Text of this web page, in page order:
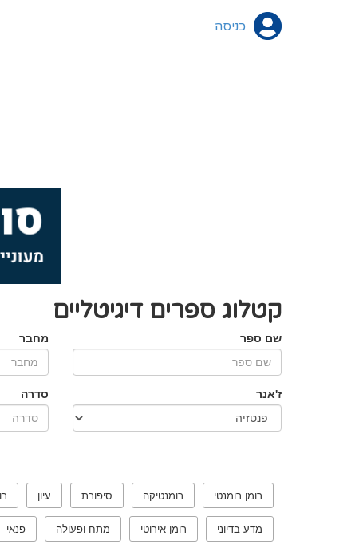
כניסה
קטלוג ספרים דיגיטליים
שם ספר מחבר
ז'אנר סדרה
רומן רומנטי רומנטיקה סיפורת עיון
מדע בדיוני רומן אירוטי מתח ופעולה פנאי